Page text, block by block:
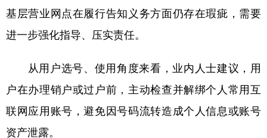
基层营业网点在履行告知义务方面仍存在瑕疵，需要
进一步强化指导、压实责任。
从用户选号、使用角度来看，业内人士建议，用
户在办理销户或过户前，主动检查并解绑个人常用互
联网应用账号，避免因号码流转造成个人信息或账号
资产泄露。